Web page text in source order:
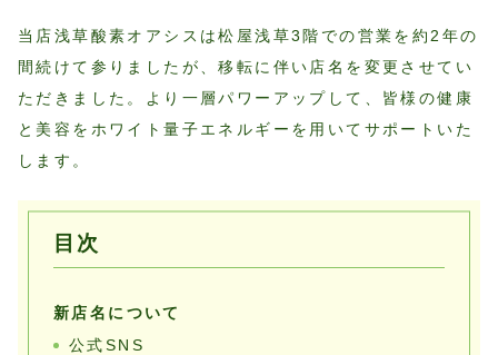
当店浅草酸素オアシスは松屋浅草3階での営業を約2年の
間続けて参りましたが、移転に伴い店名を変更させてい
ただきました。より一層パワーアップして、皆様の健康
と美容をホワイト量子エネルギーを用いてサポートいた
します。
目次
新店名について
公式SNS